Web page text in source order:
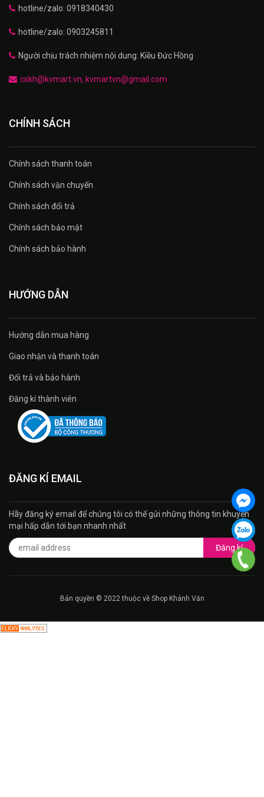
hotline/zalo: 0918340430
hotline/zalo: 0903245811
Người chịu trách nhiệm nội dung: Kiều Đức Hồng
cskh@kvmart.vn, kvmartvn@gmail.com
CHÍNH SÁCH
Chính sách thanh toán
Chính sách vận chuyển
Chính sách đổi trả
Chính sách bảo mật
Chính sách bảo hành
HƯỚNG DẪN
Hướng dẫn mua hàng
Giao nhận và thanh toán
Đổi trả và bảo hành
Đăng kí thành viên
ĐĂNG KÍ EMAIL
Hãy đăng ký email để chúng tôi có thế gửi những thông tin khuyến
mại hấp dẫn tới bạn nhanh nhất
Đăng kí
Bản quyền © 2022 thuộc về Shop Khánh Văn